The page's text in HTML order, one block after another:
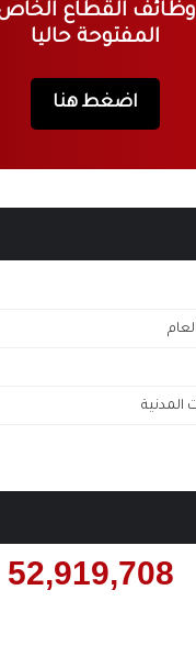
وظائف القطاع
المفتوحة حاليا
اضغط هنا
52,919,708